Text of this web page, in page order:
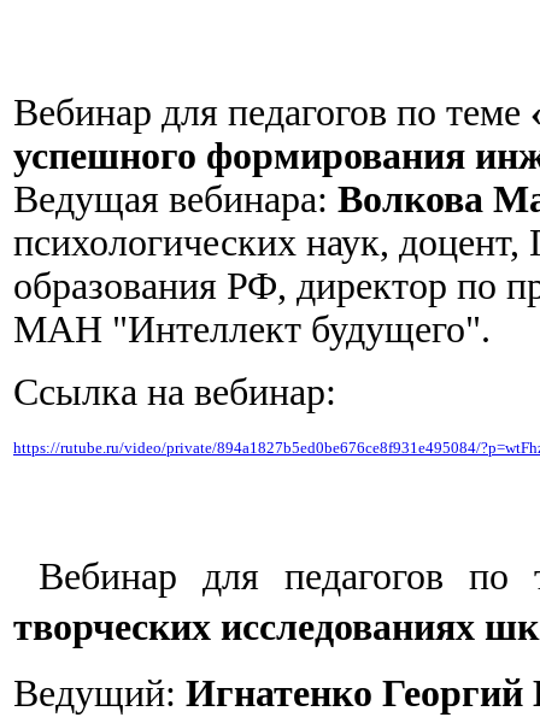
Вебинар для педагогов по теме
успешного формирования
Ведущая вебинара: Волкова
психологических наук,
образования РФ, директор по
МАН "Интеллект будущего".
Ссылка на вебинар:
https://rutube.ru/video/private/894a1827b5ed0be676ce8f931e495084/
Вебинар для педагогов
творческих исследованиях
Ведущий: Игнатенко Георгий